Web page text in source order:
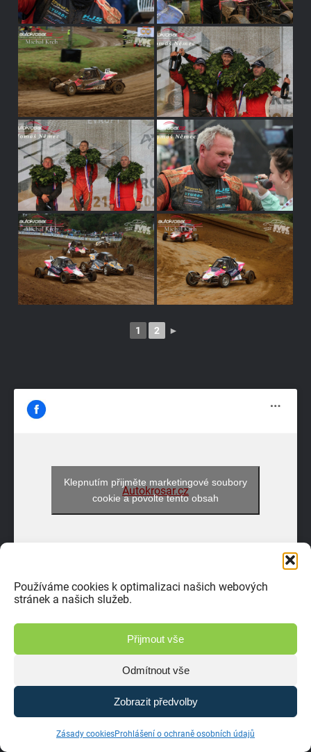
Používáme cookies k optimalizaci našich webových
stránek a našich služeb.
Přijmout vše
Odmítnout vše
Zobrazit předvolby
Zásady cookiesProhlášení o ochraně osobních údajů
1 2 ►
Autokrosar.cz
Klepnutím přijměte marketingové soubory
cookie a povolte tento obsah